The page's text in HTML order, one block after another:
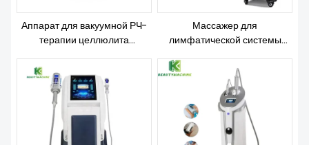
Аппарат для вакуумной РЧ-
терапии целлюлита
Массажер для
лимфатической системы